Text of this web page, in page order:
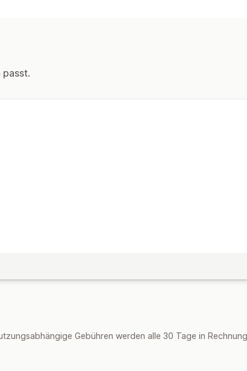
passt.
Gebühren werden alle 30 Tage in